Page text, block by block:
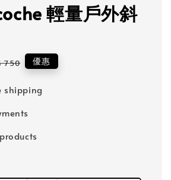
輕量戶外斜
750 優惠
shipping